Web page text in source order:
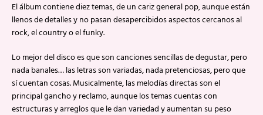
El álbum contiene diez temas, de un cariz general pop, aunque están
llenos de detalles y no pasan desapercibidos aspectos cercanos al
rock, el country o el funky.
Lo mejor del disco es que son canciones sencillas de degustar, pero
nada banales… las letras son variadas, nada pretenciosas, pero que
sí cuentan cosas. Musicalmente, las melodías directas son el
principal gancho y reclamo, aunque los temas cuentas con
estructuras y arreglos que le dan variedad y aumentan su peso